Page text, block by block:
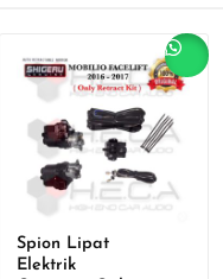
Sale!
Spion Lipat
Elektrik